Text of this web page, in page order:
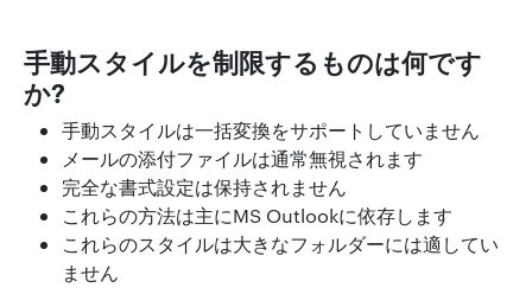
手動スタイルを制限するものは何です
か?
手動スタイルは一括変換をサポートしていません
メールの添付ファイルは通常無視されます
完全な書式設定は保持されません
これらの方法は主にMS Outlookに依存します
これらのスタイルは大きなフォルダーには適してい
ません